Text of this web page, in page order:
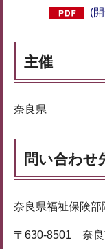
(
主催
奈良県
問い合わせ
奈良県福祉保険
〒630-8501 奈良